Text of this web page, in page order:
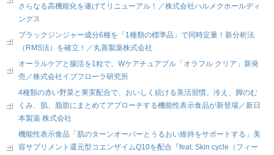
さらなる高機能化を遂げてリニューアル！／株式会社ハルメクホールディ
ングス
ブラックジンジャー成分6種を「1種類の標準品」で同時定量！新分析法
（RMS法）を確立！／丸善製薬株式会社
オーラルケアと腸活を1粒で。Wケアチュアブル「オラフル クリア」新発
売／株式会社イブフローラ研究所
4種類の赤い野菜と果実配合で、おいしく続ける美活習慣。冷え、脚のむ
くみ、肌、脂肪にまとめてアプローチする機能性表示食品が新登場／新日
本製薬 株式会社
機能性表示食品「肌のターンオーバーとうるおい維持をサポートする」美
容サプリメント還元型コエンザイムQ10を配合『feat. Skin cycle（フィー